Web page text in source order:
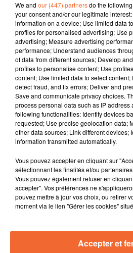
JOURNAL DU LUNDI 07 AVRIL (
Patrice Bémanangy
L'info près de chez vous
Limiter l’exposition des tout-
endocriniens et aux polluants
articles de puériculture ... tout
réalisé au sein de plusieurs
bressuirais.
Dans le cadre de la journée
à la maladie de Parkinson, le
organise cet AP toute une action
Les sapeurs pompiers deux-
dans un nouveau défi encore
toujours au profit du monde du
06 septembre.
Comme chaque début de
nos équipes deux-sévriennes.
We and our (447) partnersdo the
your consent and/or our legitimate
information on a device; Use limited data
profiles for personalised advertising; Use
advertising; Measure advertising
performance; Understand audiences
of data from different sources; Develop
profiles to personalise content; Use
content; Use limited data to select
detect fraud, and fix errors; Deliver and
Save and communicate privacy choices.
process personal data such as IP address
following functionalities: Identify devices
requested; Use precise geolocation data;
other data sources; Link different devices;
information transmitted automatically.
Vous pouvez accepter en cliquant sur
sélectionnant les finalités et/ou
Vous pouvez également refuser en
accepter". Vos préférences ne
pouvez mettre à jour vos choix, ou retirer
moment via le lien "Gérer les cookies"
Accepter et